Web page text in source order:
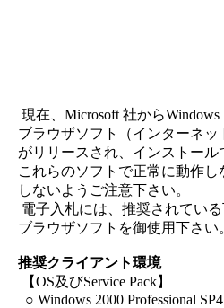
現在、Microsoft 社からWindows
ブラウザソフト（インターネッ
がリリースされ、インストール
これらのソフトで正常に動作し
しないようご注意下さい。
電子入札には、推奨されている
ブラウザソフトを御使用下さい
推奨クライアント環境
【OS及びService Pack】
○ Windows 2000 Professional SP4